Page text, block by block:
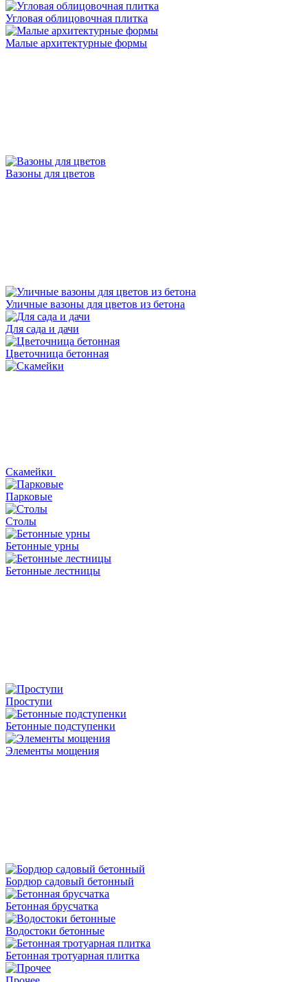
Угловая облицовочная плитка
Малые архитектурные формы
Вазоны для цветов
Уличные вазоны для цветов из бетона
Для сада и дачи
Цветочница бетонная
Скамейки
Парковые
Столы
Бетонные урны
Бетонные лестницы
Проступи
Бетонные подступенки
Элементы мощения
Бордюр садовый бетонный
Бетонная брусчатка
Водостоки бетонные
Бетонная тротуарная плитка